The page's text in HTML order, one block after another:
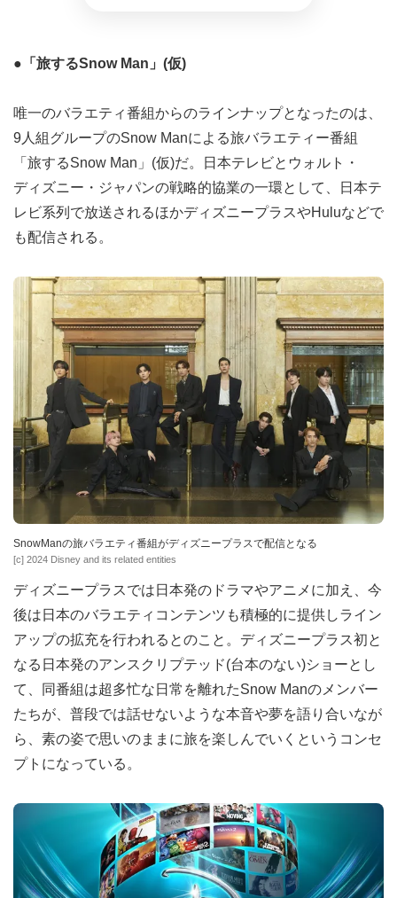
●「旅するSnow Man」(仮)
唯一のバラエティ番組からのラインナップとなったのは、
9人組グループのSnow Manによる旅バラエティー番組
「旅するSnow Man」(仮)だ。日本テレビとウォルト・
ディズニー・ジャパンの戦略的協業の一環として、日本テ
レビ系列で放送されるほかディズニープラスやHuluなどで
も配信される。
SnowManの旅バラエティ番組がディズニープラスで配信となる
[c] 2024 Disney and its related entities
ディズニープラスでは日本発のドラマやアニメに加え、今
後は日本のバラエティコンテンツも積極的に提供しライン
アップの拡充を行われるとのこと。ディズニープラス初と
なる日本発のアンスクリプテッド(台本のない)ショーとし
て、同番組は超多忙な日常を離れたSnow Manのメンバー
たちが、普段では話せないような本音や夢を語り合いなが
ら、素の姿で思いのままに旅を楽しんでいくというコンセ
プトになっている。